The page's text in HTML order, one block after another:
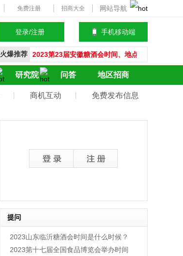
免费注册 招商大全 网站导航
登录/注册
会员登录
立即注册
手机移动端
火爆推荐
2023第23届安徽糖酒会时间、地点、参展范围、
2023第16届临沂糖酒会时间及地点、参展范围有
2023瑞城石家庄糖酒会举办时间、地点、参展品
2023石家庄糖酒会时间、地点、交通路线、预登
2023成都春糖会时间、地点、酒店展时间
舌里牌子零食怎么样，舌里牌子零食价格多少，
红心柚子和白心柚子哪个好，红心柚子吃多了上
研究院 问答 地区招商
商机互动 免费发布信息
提问
2023山东临沂糖酒会时间是什么时候？
2023第十七届全国食品博览会举办时间